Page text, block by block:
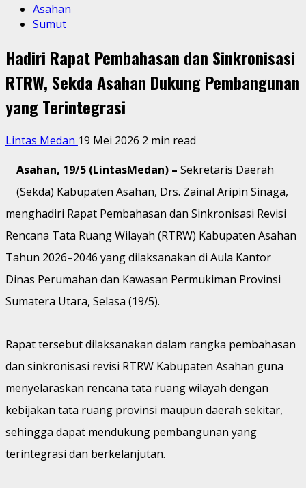
Asahan
Sumut
Hadiri Rapat Pembahasan dan Sinkronisasi
RTRW, Sekda Asahan Dukung Pembangunan
yang Terintegrasi
Lintas Medan 19 Mei 2026 2 min read
Asahan, 19/5 (LintasMedan) – Sekretaris Daerah
(Sekda) Kabupaten Asahan, Drs. Zainal Aripin Sinaga,
menghadiri Rapat Pembahasan dan Sinkronisasi Revisi
Rencana Tata Ruang Wilayah (RTRW) Kabupaten Asahan
Tahun 2026–2046 yang dilaksanakan di Aula Kantor
Dinas Perumahan dan Kawasan Permukiman Provinsi
Sumatera Utara, Selasa (19/5).
Rapat tersebut dilaksanakan dalam rangka pembahasan
dan sinkronisasi revisi RTRW Kabupaten Asahan guna
menyelaraskan rencana tata ruang wilayah dengan
kebijakan tata ruang provinsi maupun daerah sekitar,
sehingga dapat mendukung pembangunan yang
terintegrasi dan berkelanjutan.